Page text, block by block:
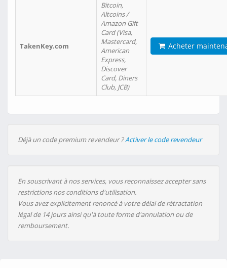
TakenKey.com
Bitcoin,
Altcoins /
Amazon Gift
Card (Visa,
Mastercard,
American
Express,
Discover
Card, Diners
Club, JCB)
Acheter
Déjà un code premium revendeur ?Activer le code revendeur
En souscrivant à nos services, vous reconnaissez accepter sans
restrictions nos conditions d'utilisation.
Vous avez explicitement renoncé à votre délai de rétractation
légal de 14 jours ainsi qu'à toute forme d'annulation ou de
remboursement.